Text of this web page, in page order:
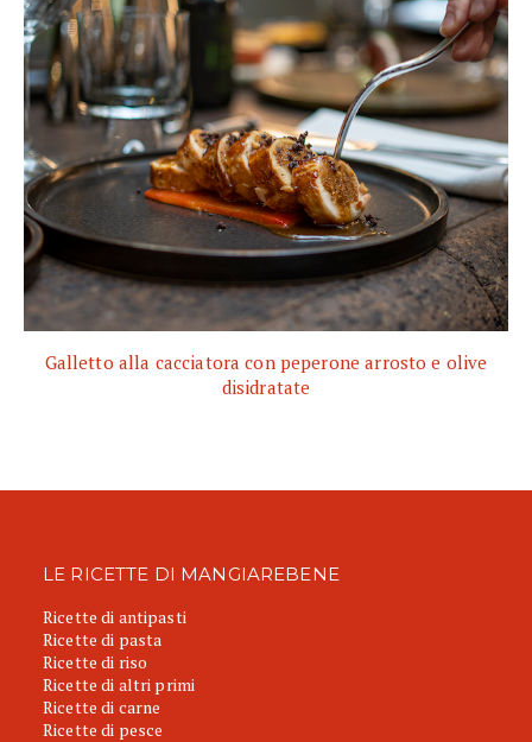
Galletto alla cacciatora con peperone arrosto e olive
disidratate
LE RICETTE DI MANGIAREBENE
Ricette di antipasti
Ricette di pasta
Ricette di riso
Ricette di altri primi
Ricette di carne
Ricette di pesce